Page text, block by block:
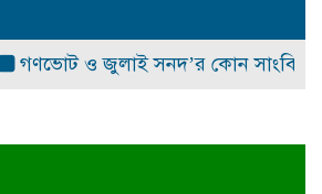
ও জুলাই সনদ’র কোন সাংবিধানিক ও